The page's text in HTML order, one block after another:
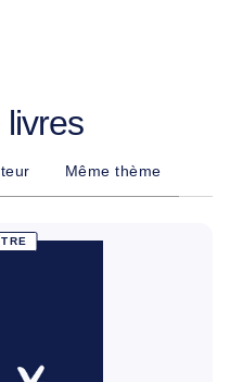
livres
Même thème